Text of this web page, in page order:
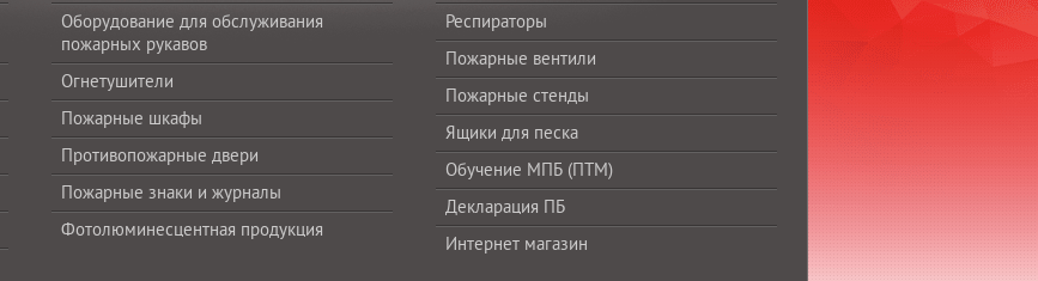
Оборудование для обслуживания
пожарных рукавов
Огнетушители
Пожарные шкафы
Противопожарные двери
Пожарные знаки и журналы
Фотолюминесцентная продукция
Респираторы
Пожарные вентили
Пожарные стенды
Ящики для песка
Обучение МПБ (ПТМ)
Декларация ПБ
Интернет магазин